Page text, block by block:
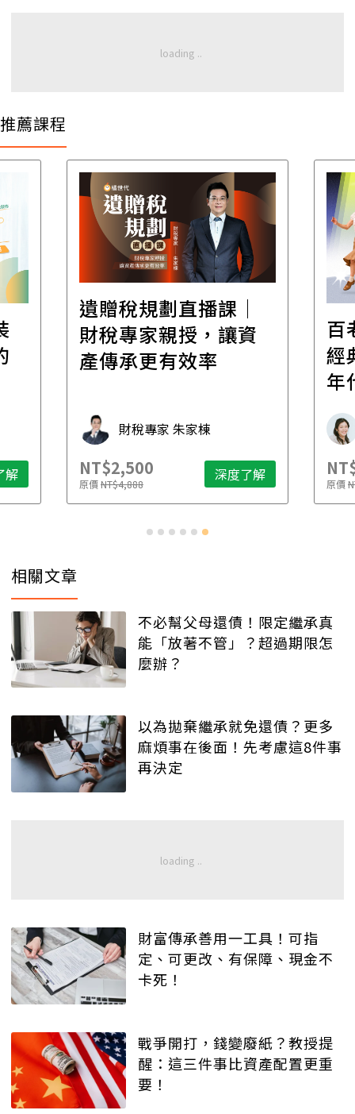
推薦課程
解
遺贈稅規劃直播課│
財稅專家親授，讓資
產傳承更有效率
財稅專家 朱家棟
NT$2,500
原價NT$4,888 深度了解
百
經
年
原價
相關文章
不必幫父母還債！限定繼承真
能「放著不管」？超過期限怎
麼辦？
以為拋棄繼承就免還債？更多
麻煩事在後面！先考慮這8件事
再決定
財富傳承善用一工具！可指
定、可更改、有保障、現金不
卡死！
戰爭開打，錢變廢紙？教授提
醒：這三件事比資產配置更重
要！